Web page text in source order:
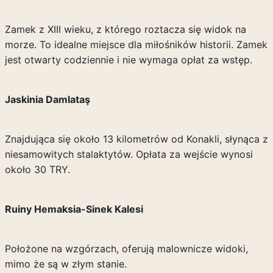
Zamek z XIII wieku, z którego roztacza się widok na
morze. To idealne miejsce dla miłośników historii. Zamek
jest otwarty codziennie i nie wymaga opłat za wstęp.
Jaskinia Damlataş
Znajdująca się około 13 kilometrów od Konakli, słynąca z
niesamowitych stalaktytów. Opłata za wejście wynosi
około 30 TRY.
Ruiny Hemaksia-Sinek Kalesi
Położone na wzgórzach, oferują malownicze widoki,
mimo że są w złym stanie.